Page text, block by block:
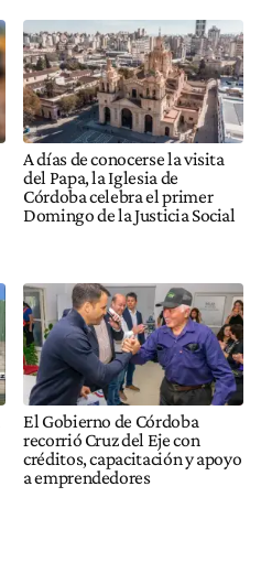
A días de conocerse la visita
del Papa, la Iglesia de
Córdoba celebra el primer
Domingo de la Justicia Social
El Gobierno de Córdoba
recorrió Cruz del Eje con
créditos, capacitación y apoyo
a emprendedores